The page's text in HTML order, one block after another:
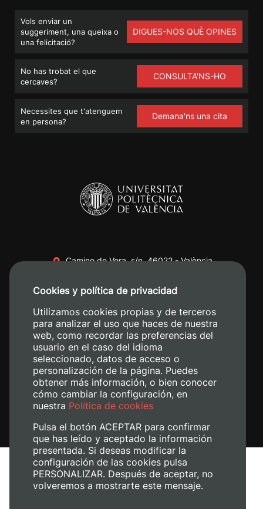
Vols enviar un
suggeriment, una queixa o
una felicitació?
DIGUES-NOS QUÈ OPINES
No has trobat el que
cercaves?
CONSULTA'NS-HO
Necessites que t'atenguem
en persona?
Demana'ns una cita
Camino de Vera, s/n. 46022 - València
+34 620 04 00 50
Avís legal
Política de cookies
Cookies y política de privacidad
Utilizamos cookies propias y de terceros
para analizar el uso que haces de nuestra
web, como recordar las preferencias del
usuario en el caso del idioma
seleccionado, datos de acceso o
personalización de la página. Puedes
obtener más información, o bien conocer
cómo cambiar la configuración, en
nuestra Política de cookies
Pulsa el botón ACEPTAR para confirmar
que has leído y aceptado la información
presentada. Si deseas modificar la
configuración de las cookies pulsa
PERSONALIZAR. Después de aceptar, no
volveremos a mostrarte este mensaje.